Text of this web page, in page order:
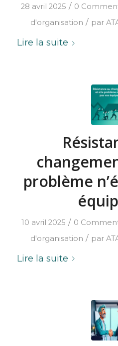
28 avril 2025 / 0
d'organisation / par
Lire la suite
problème
10 avril 2025 / 0
d'organisation / par
Lire la suite